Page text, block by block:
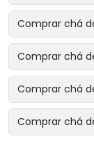
Comprar chá
Comprar chá
Comprar chá
Comprar chá